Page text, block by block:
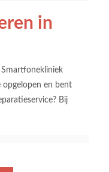
in
opgelopen en bent
Bij